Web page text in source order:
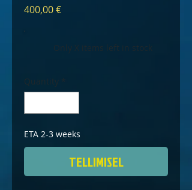
400,00 €Price
Only X items left in stock
Quantity *
ETA 2-3 weeks
TELLIMISEL